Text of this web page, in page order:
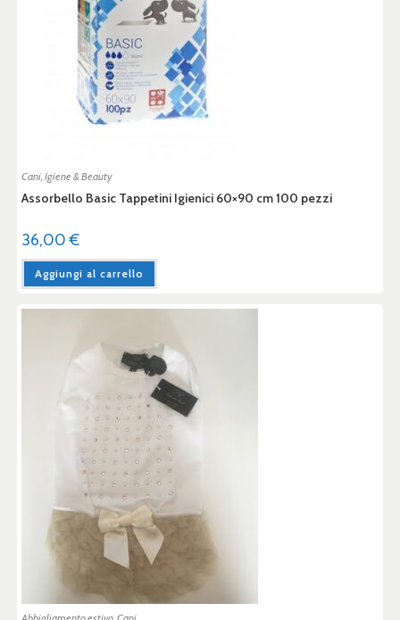
Cani, Igiene & Beauty
Assorbello Basic Tappetini Igienici 60×90 cm 100 pezzi
36,00€
Aggiungi al carrello